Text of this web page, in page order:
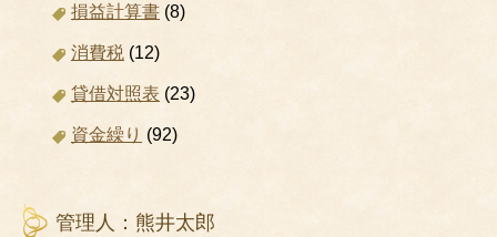
損益計算書 (8)
消費税 (12)
貸借対照表 (23)
資金繰り (92)
管理人：熊井太郎